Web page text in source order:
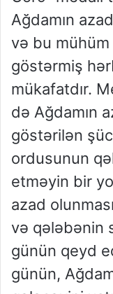
Ağdamın
və bu
göstərmiş
mükafatdır.
də Ağdamın
göstərilən
ordusunun
etməyin bir
azad
və qələbənin
günün qeyd
günün,